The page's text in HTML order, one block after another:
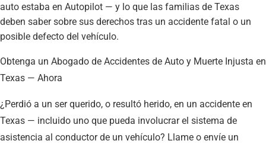
McAllen
Midland San Angelo San Antonio Wichita Falls
auto estaba en Autopilot — y lo que las familias de Texas
deben saber sobre sus derechos tras un accidente fatal o un
posible defecto del vehículo.
Obtenga un Abogado de Accidentes de Auto y Muerte Injusta en
Texas — Ahora
¿Perdió a un ser querido, o resultó herido, en un accidente en
Texas — incluido uno que pueda involucrar el sistema de
asistencia al conductor de un vehículo? Llame o envíe un